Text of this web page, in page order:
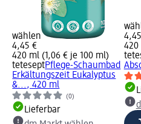
wählen
4,45 €
420 ml (1,06 € je 100 ml)
teteseptPflege-Schaumbad
Erkältungszeit Eukalyptus
&..., 420 ml
(0)
Lieferbar
420